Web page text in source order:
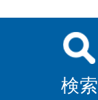
検索